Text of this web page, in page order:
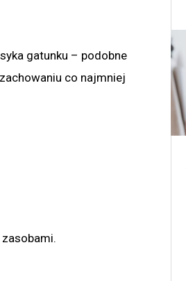
gatunku – podobne
co najmniej